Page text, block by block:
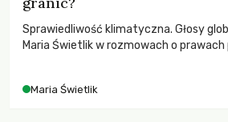
Sprawiedliwość klimatyczna. Głosy
Maria Świetlik w rozmowach o
Maria Świetlik